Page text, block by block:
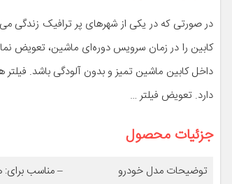
در صورتی که در یکی از شهر‌های پر ترافیک زندگی
کابین را در زمان سرویس دوره‌ای ماشین، تعویض
داخل کابین ماشین تمیز و بدون آلودگی باشد.
دارد. تعویض فیلتر …
جزئیات محصول
توضیحات مدل خودرو – مناسب برای: هیوندای